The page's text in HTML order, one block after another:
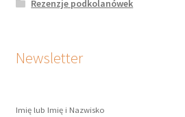
Rezenzje podkolanówek
Newsletter
Imię lub Imię i Nazwisko